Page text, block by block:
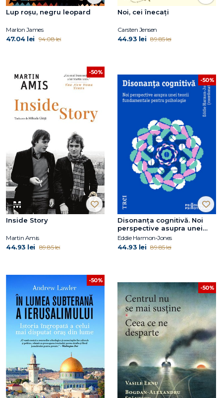
Lup roșu, negru leopard
Marlon James
47.04 lei 94.08 lei
Noi, cei înecați
Carsten Jensen
44.93 lei 89.85 lei
-50%
Inside Story
Martin Amis
44.93 lei 89.85 lei
-50%
Disonanța cognitivă. Noi
perspective asupra unei
teorii fundamentale pentru
psihologie
Eddie Harmon‑Jones
44.93 lei 89.85 lei
-50%
-50%